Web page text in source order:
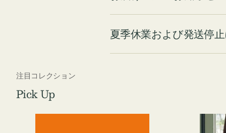
夏季休業および発送停
注目コレクション
Pick Up